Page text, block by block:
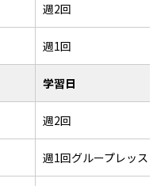
週2回
週1回
学習日
週2回
週1回グループレッス